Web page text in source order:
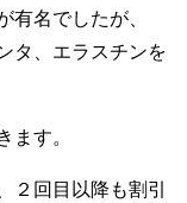
有名でしたが、
タ、エラスチンを
ます。
２回目以降も割引